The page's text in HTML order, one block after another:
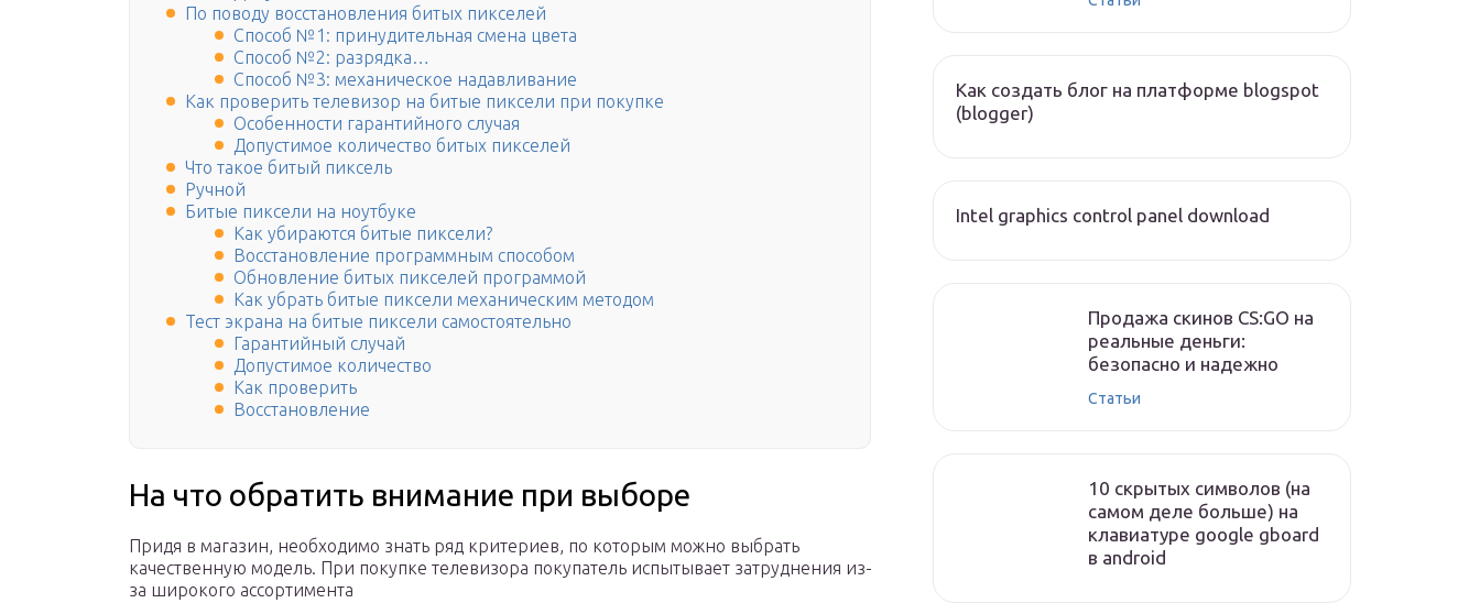
По поводу восстановления битых пикселей
Способ №1: принудительная смена цвета
Способ №2: разрядка…
Способ №3: механическое надавливание
Как проверить телевизор на битые пиксели при покупке
Особенности гарантийного случая
Допустимое количество битых пикселей
Что такое битый пиксель
Ручной
Битые пиксели на ноутбуке
Как убираются битые пиксели?
Восстановление программным способом
Обновление битых пикселей программой
Как убрать битые пиксели механическим методом
Тест экрана на битые пиксели самостоятельно
Гарантийный случай
Допустимое количество
Как проверить
Восстановление
На что обратить внимание при выборе
Придя в магазин, необходимо знать ряд критериев, по которым можно выбрать
качественную модель. При покупке телевизора покупатель испытывает затруднения из-
за широкого ассортимента
Как создать блог на платформе blogspot
(blogger)
Intel graphics control panel download
Продажа скинов CS:GO на
реальные деньги:
безопасно и надежно
Статьи
10 скрытых символов (на
самом деле больше) на
клавиатуре google gboard
в android